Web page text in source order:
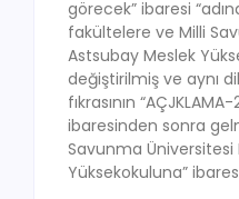
görecek” ibaresi
fakültelere ve Milli
Astsubay Meslek
değiştirilmiş ve aynı
fıkrasının
ibaresinden sonra
Savunma
Yüksekokuluna”